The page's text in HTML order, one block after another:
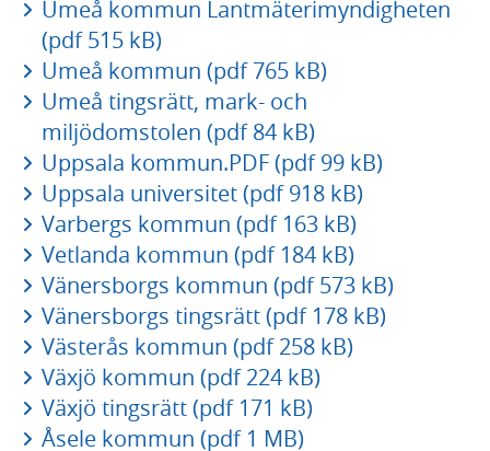
Umeå kommun Lantmäterimyndigheten
(pdf 515 kB)
Umeå kommun (pdf 765 kB)
Umeå tingsrätt, mark- och
miljödomstolen (pdf 84 kB)
Uppsala kommun.PDF (pdf 99 kB)
Uppsala universitet (pdf 918 kB)
Varbergs kommun (pdf 163 kB)
Vetlanda kommun (pdf 184 kB)
Vänersborgs kommun (pdf 573 kB)
Vänersborgs tingsrätt (pdf 178 kB)
Västerås kommun (pdf 258 kB)
Växjö kommun (pdf 224 kB)
Växjö tingsrätt (pdf 171 kB)
Åsele kommun (pdf 1 MB)